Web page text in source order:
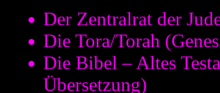
Der Zentralrat der
Die Tora/Torah
Die Bibel – Altes
Übersetzung)